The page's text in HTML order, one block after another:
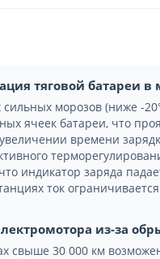
тяговой батареи в
сильных морозов (ниже -
ячеек батареи, что
времени
индикатор заряда
ток
из-за
свыше 30 000 км